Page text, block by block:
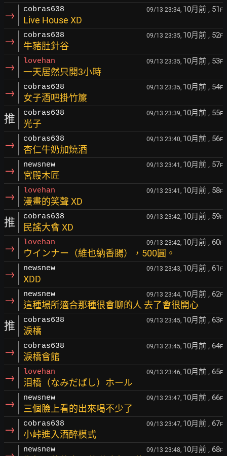
→ cobras638 09/13 23:34, 10月前 , 51 F
Live House XD
→ cobras638 09/13 23:35, 10月前 , 52F
牛豬肚針谷
→ lovehan 09/13 23:35, 10月前 , 53F
一天居然只開3小時
→ cobras638 09/13 23:35, 10月前 , 54F
女子酒吧掛竹簾
推 cobras638 09/13 23:39, 10月前 , 55F
光子
→ cobras638 09/13 23:40, 10月前 , 56F
杏仁牛奶加燒酒
→ newsnew 09/13 23:41, 10月前 , 57F
宮殿木匠
→ lovehan 09/13 23:41, 10月前 , 58F
漫畫的笑聲 XD
推 cobras638 09/13 23:42, 10月前 , 59F
民謠大會 XD
→ lovehan 09/13 23:42, 10月前 , 60F
ウインナー（維也納香腸），500圓。
→ newsnew 09/13 23:43, 10月前 , 61 F
XDD
→ newsnew 09/13 23:44, 10月前 , 62F
這種場所適合那種很會聊的人 去了會很開心
推 cobras638 09/13 23:45, 10月前 , 63F
淚橋
→ cobras638 09/13 23:45, 10月前 , 64F
淚橋會館
→ lovehan 09/13 23:46, 10月前 , 65F
泪橋（なみだばし）ホール
→ newsnew 09/13 23:47, 10月前 , 66F
三個臉上看的出來喝不少了
→ cobras638 09/13 23:47, 10月前 , 67F
小峠進入酒醉模式
newsnew 09/13 23:48, 10月前 , 68F